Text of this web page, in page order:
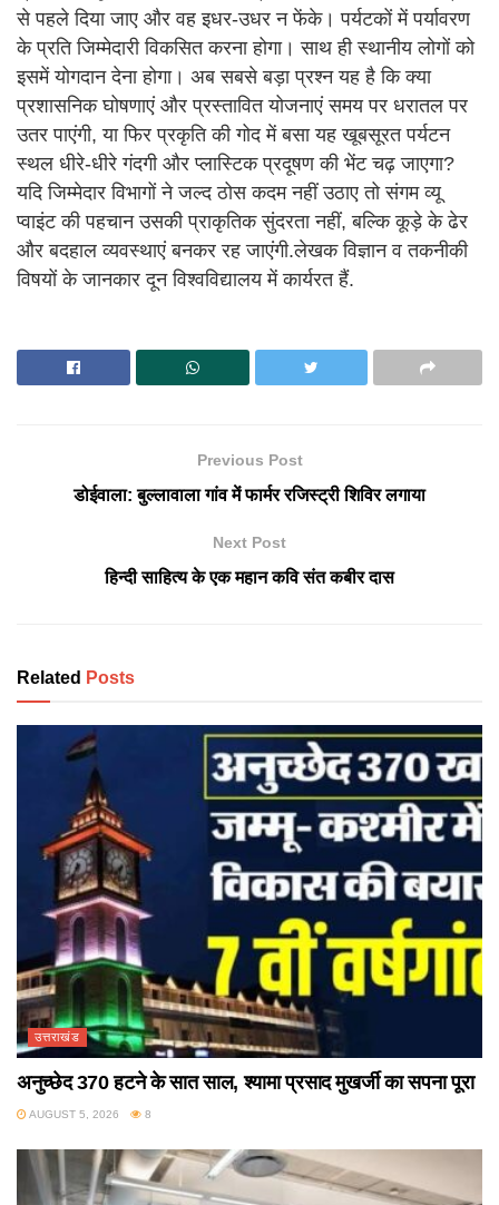
से पहले दिया जाए और वह इधर-उधर न फेंके। पर्यटकों में पर्यावरण
के प्रति जिम्मेदारी विकसित करना होगा। साथ ही स्थानीय लोगों को
इसमें योगदान देना होगा। अब सबसे बड़ा प्रश्न यह है कि क्या
प्रशासनिक घोषणाएं और प्रस्तावित योजनाएं समय पर धरातल पर
उतर पाएंगी, या फिर प्रकृति की गोद में बसा यह खूबसूरत पर्यटन
स्थल धीरे-धीरे गंदगी और प्लास्टिक प्रदूषण की भेंट चढ़ जाएगा?
यदि जिम्मेदार विभागों ने जल्द ठोस कदम नहीं उठाए तो संगम व्यू
प्वाइंट की पहचान उसकी प्राकृतिक सुंदरता नहीं, बल्कि कूड़े के ढेर
और बदहाल व्यवस्थाएं बनकर रह जाएंगी.लेखक विज्ञान व तकनीकी
विषयों के जानकार दून विश्वविद्यालय में कार्यरत हैं.
Previous Post
डोईवाला: बुल्लावाला गांव में फार्मर रजिस्ट्री शिविर लगाया
Next Post
हिन्दी साहित्य के एक महान कवि संत कबीर दास
Related Posts
उत्तराखंड
अनुच्छेद 370 हटने के सात साल, श्यामा प्रसाद मुखर्जी का सपना पूरा
AUGUST 5, 2026 8